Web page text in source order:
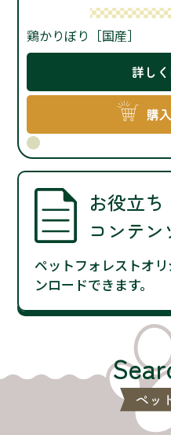
鶏かりぼり［国産］
詳し
購
お役立
コンテン
ペットフォレストオ
ンロードできます。
ペッ